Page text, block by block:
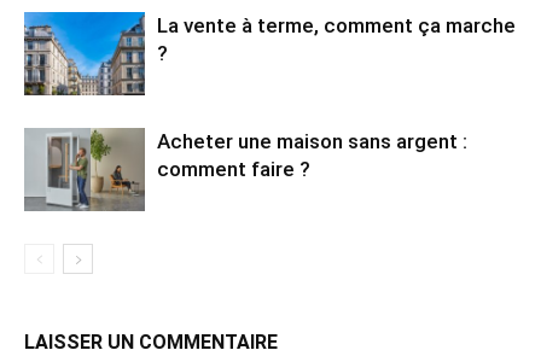
La vente à terme, comment ça marche
?
Acheter une maison sans argent :
comment faire ?
LAISSER UN COMMENTAIRE